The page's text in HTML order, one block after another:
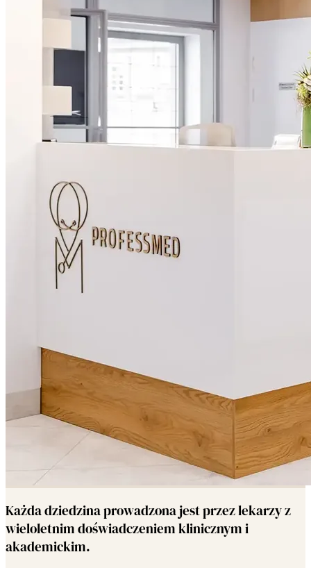
Każda dziedzina prowadzona jest przez lekarzy z
wieloletnim doświadczeniem klinicznym i
akademickim.